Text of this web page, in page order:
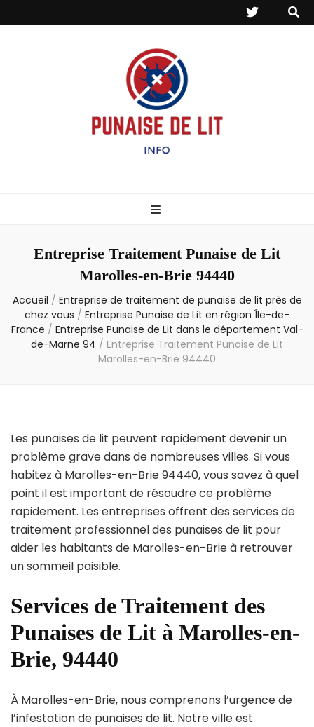
– Info
Entreprise Traitement Punaise de Lit
Marolles-en-Brie 94440
Accueil / Entreprise de traitement de punaise de lit près de
chez vous / Entreprise Punaise de Lit en région Île-de-
France / Entreprise Punaise de Lit dans le département Val-
de-Marne 94 / Entreprise Traitement Punaise de Lit
Marolles-en-Brie 94440
Les punaises de lit peuvent rapidement devenir un
problème grave dans de nombreuses villes. Si vous
habitez à Marolles-en-Brie 94440, vous savez à quel
point il est important de résoudre ce problème
rapidement. Les entreprises offrent des services de
traitement professionnel des punaises de lit pour
aider les habitants de Marolles-en-Brie à retrouver
un sommeil paisible.
Services de Traitement des
Punaises de Lit à Marolles-en-
Brie, 94440
À Marolles-en-Brie, nous comprenons l’urgence de
l’infestation de punaises de lit. Notre ville est